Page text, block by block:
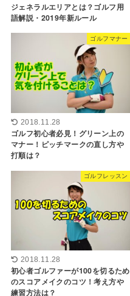
ジェネラルエリアとは？ゴルフ用
語解説・2019年新ルール
ゴルフマナー
2018.11.28
ゴルフ初心者必見！グリーン上の
マナー！ピッチマークの直し方や
打順は？
ゴルフレッスン
2018.11.28
初心者ゴルファーが100を切るため
のスコアメイクのコツ！考え方や
練習方法は？